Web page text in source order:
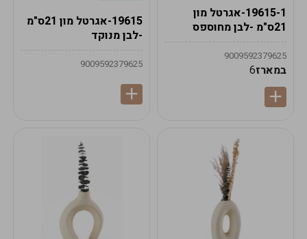
19615-1-אגרטל מון
21ס"מ -לבן מחוספס
9009592379625
במארז6
19615-אגרטל מון 21ס"מ
-לבן מנוקד
9009592379625